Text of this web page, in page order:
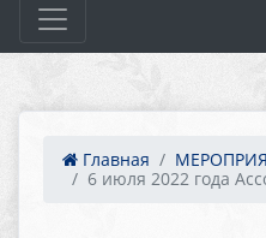
Главная
6 июля 2022 года